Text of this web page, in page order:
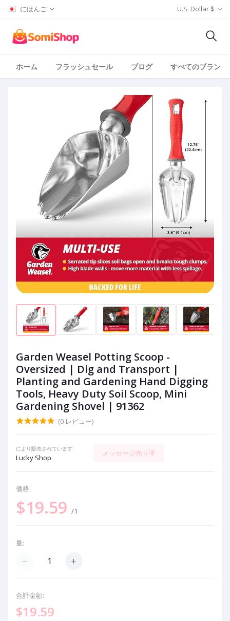
にほんご U.S. Dollar $
ホーム フラッシュセール ブログ すべてのブランド
Garden Weasel Potting Scoop -
Oversized | Dig and Transport |
Planting and Gardening Hand Digging
Tools, Heavy Duty Soil Scoop, Mini
Gardening Shovel | 91362
(0 レビュー)
により販売されています:
Lucky Shop
メッセージ売り手
価格:
$19.59 /1
量:
合計金額:
$19.59